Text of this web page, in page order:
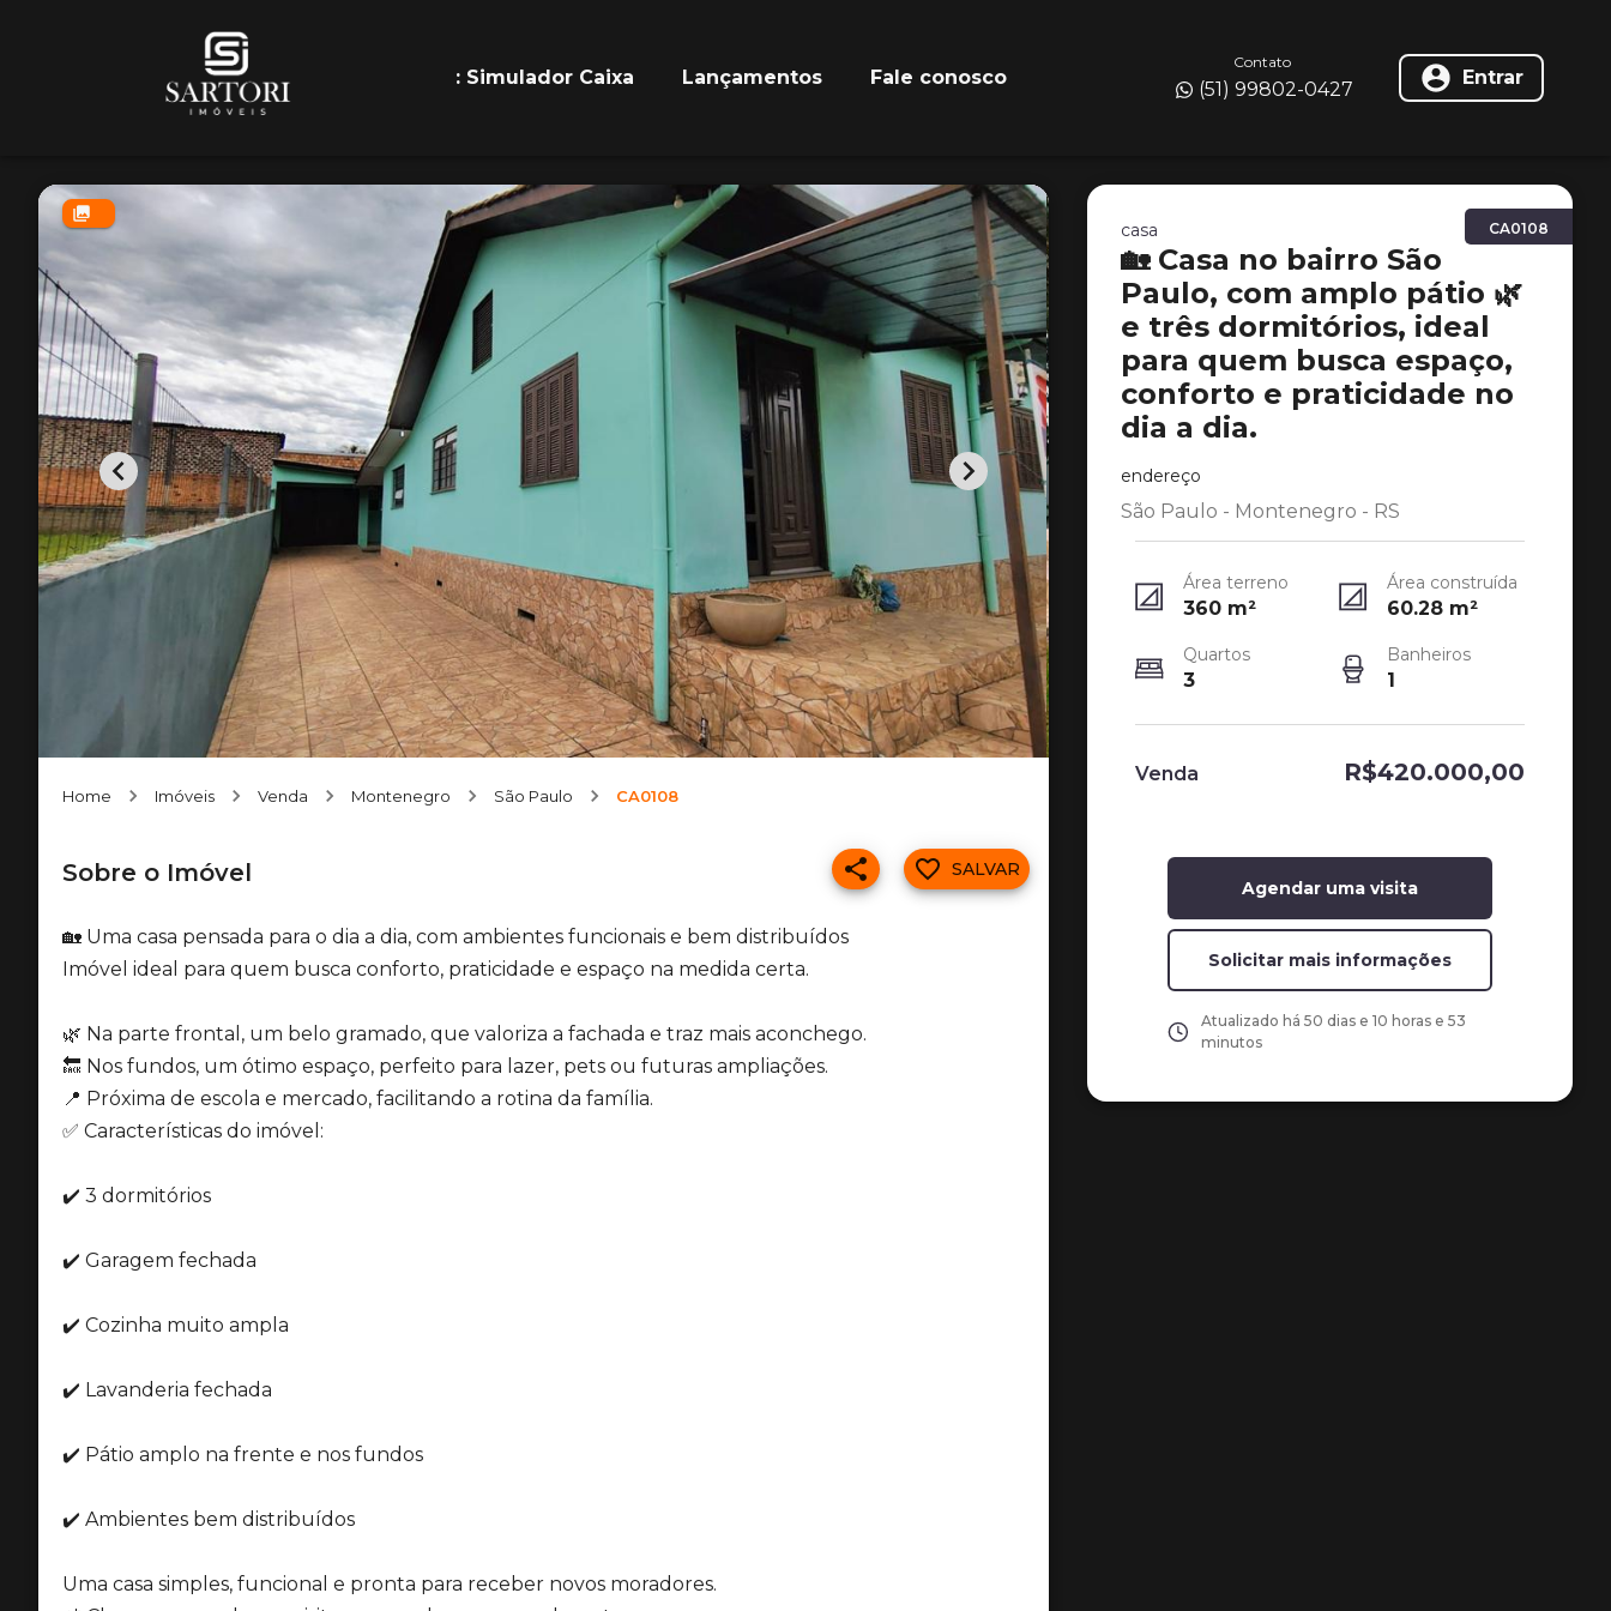
: Simulador Caixa Lançamentos Fale conosco
Contato
(51) 99802-0427 Entrar
Home Imóveis Venda Montenegro São Paulo CA0108
Sobre o Imóvel
🏡 Uma casa pensada para o dia a dia, com ambientes funcionais e bem distribuídos
Imóvel ideal para quem busca conforto, praticidade e espaço na medida certa.
🌿 Na parte frontal, um belo gramado, que valoriza a fachada e traz mais aconchego.
🔙 Nos fundos, um ótimo espaço, perfeito para lazer, pets ou futuras ampliações.
📍 Próxima de escola e mercado, facilitando a rotina da família.
✅ Características do imóvel:
✔️ 3 dormitórios
✔️ Garagem fechada
✔️ Cozinha muito ampla
✔️ Lavanderia fechada
✔️ Pátio amplo na frente e nos fundos
✔️ Ambientes bem distribuídos
Uma casa simples, funcional e pronta para receber novos moradores.
SALVAR
CA0108
casa
🏡 Casa no bairro São
Paulo, com amplo pátio 🌿
e três dormitórios, ideal
para quem busca espaço,
conforto e praticidade no
dia a dia.
endereço
São Paulo - Montenegro - RS
Área terreno
360m²
Área construída
60.28 m²
Quartos
3
Banheiros
1
Venda R$420.000,00
Agendar uma visita
Solicitar mais informações
Atualizado há 50 dias e 10 horas e 53
minutos